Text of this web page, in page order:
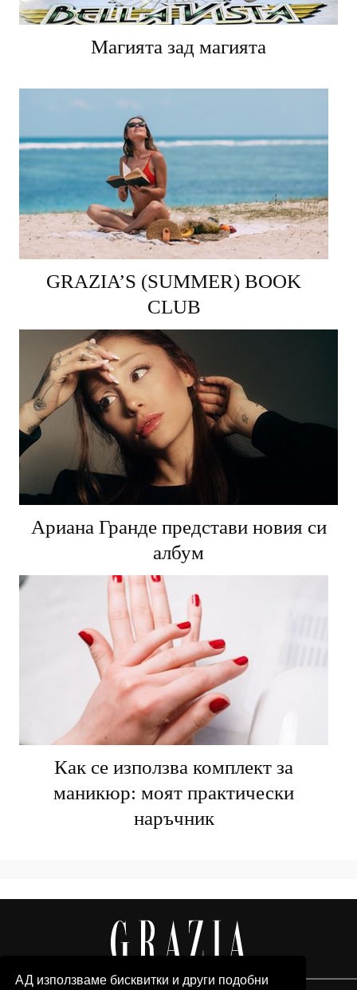
АД използваме бисквитки и други подобни
Магията зад магията
GRAZIA’S (SUMMER) BOOK
CLUB
Ариана Гранде представи новия си
албум
Как се използва комплект за
маникюр: моят практически
наръчник